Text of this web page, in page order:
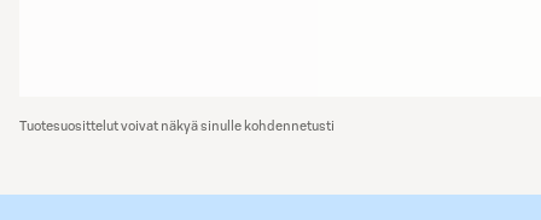
Tuotesuosittelut voivat näkyä sinulle kohdennetusti